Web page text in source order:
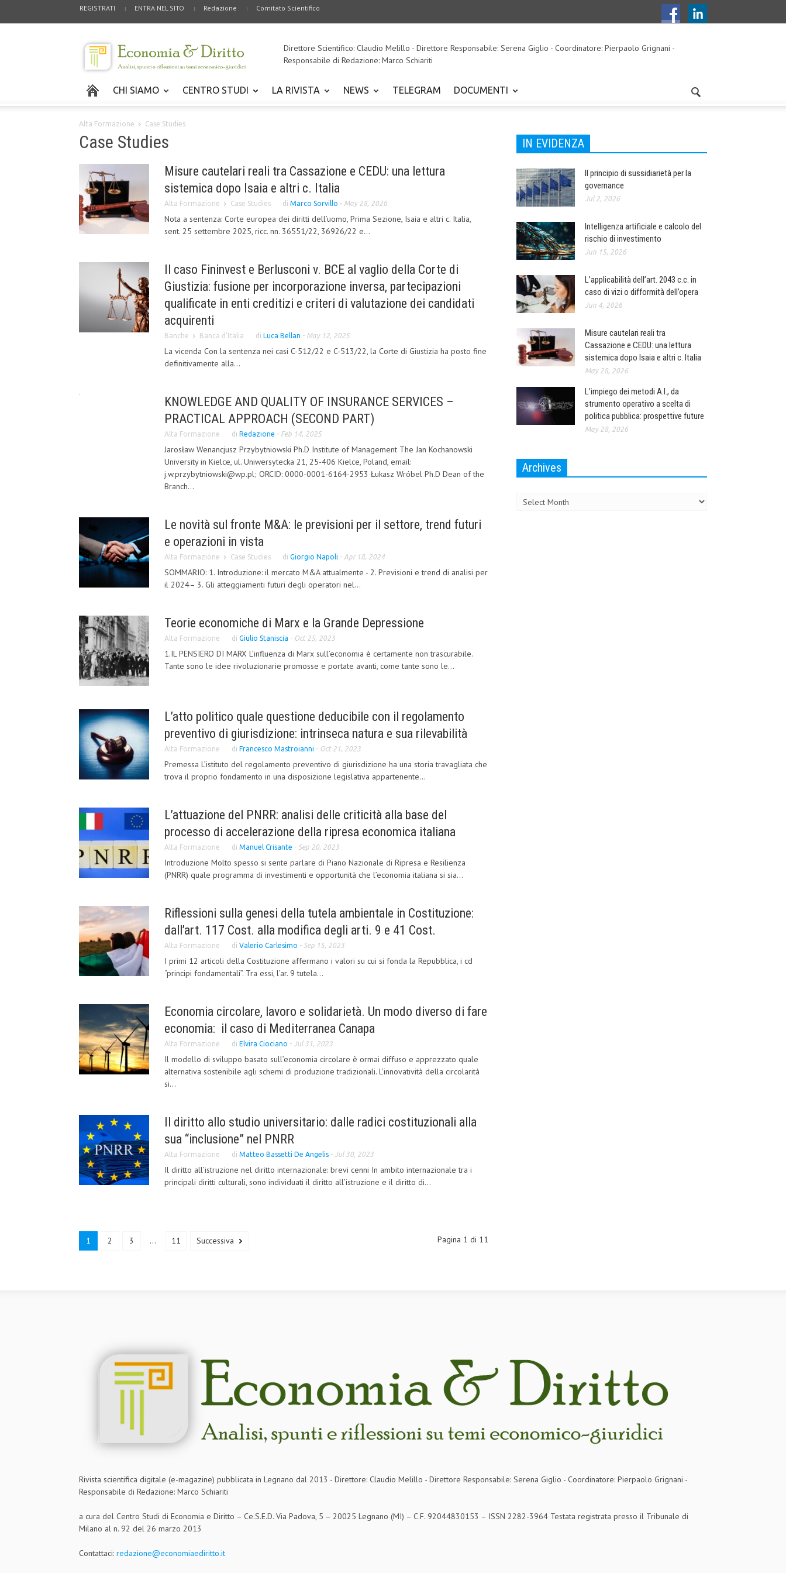
REGISTRATI ENTRA NEL SITO Redazione Comitato Scientifico
Direttore Scientifico: Claudio Melillo - Direttore Responsabile: Serena Giglio - Coordinatore: Pierpaolo Grignani -
Responsabile di Redazione: Marco Schiariti
CHI SIAMO CENTRO STUDI LA RIVISTA NEWS TELEGRAM DOCUMENTI
Alta Formazione Case Studies
Case Studies
Misure cautelari reali tra Cassazione e CEDU: una lettura
sistemica dopo Isaia e altri c. Italia
Alta Formazione Case Studies di Marco Sorvillo - May 28, 2026
Nota a sentenza: Corte europea dei diritti dell’uomo, Prima Sezione, Isaia e altri c. Italia,
sent. 25 settembre 2025, ricc. nn. 36551/22, 36926/22 e...
Il caso Fininvest e Berlusconi v. BCE al vaglio della Corte di
Giustizia: fusione per incorporazione inversa, partecipazioni
qualificate in enti creditizi e criteri di valutazione dei candidati
acquirenti
Banche Banca d'Italia di Luca Bellan - May 12, 2025
La vicenda Con la sentenza nei casi C-512/22 e C-513/22, la Corte di Giustizia ha posto fine
definitivamente alla...
KNOWLEDGE AND QUALITY OF INSURANCE SERVICES –
PRACTICAL APPROACH (SECOND PART)
Alta Formazione di Redazione - Feb 14, 2025
Jarosław Wenancjusz Przybytniowski Ph.D Institute of Management The Jan Kochanowski
University in Kielce, ul. Uniwersytecka 21, 25-406 Kielce, Poland, email:
j.w.przybytniowski@wp.pl; ORCID: 0000-0001-6164-2953 Łukasz Wróbel Ph.D Dean of the
Branch...
Le novità sul fronte M&A: le previsioni per il settore, trend futuri
e operazioni in vista
Alta Formazione Case Studies di Giorgio Napoli - Apr 18, 2024
SOMMARIO: 1. Introduzione: il mercato M&A attualmente - 2. Previsioni e trend di analisi per
il 2024– 3. Gli atteggiamenti futuri degli operatori nel...
Teorie economiche di Marx e la Grande Depressione
Alta Formazione di Giulio Staniscia - Oct 25, 2023
1.IL PENSIERO DI MARX L’influenza di Marx sull’economia è certamente non trascurabile.
Tante sono le idee rivoluzionarie promosse e portate avanti, come tante sono le...
L’atto politico quale questione deducibile con il regolamento
preventivo di giurisdizione: intrinseca natura e sua rilevabilità
Alta Formazione di Francesco Mastroianni - Oct 21, 2023
Premessa L’istituto del regolamento preventivo di giurisdizione ha una storia travagliata che
trova il proprio fondamento in una disposizione legislativa appartenente...
L’attuazione del PNRR: analisi delle criticità alla base del
processo di accelerazione della ripresa economica italiana
Alta Formazione di Manuel Crisante - Sep 20, 2023
Introduzione Molto spesso si sente parlare di Piano Nazionale di Ripresa e Resilienza
(PNRR) quale programma di investimenti e opportunità che l’economia italiana si sia...
Riflessioni sulla genesi della tutela ambientale in Costituzione:
dall’art. 117 Cost. alla modifica degli arti. 9 e 41 Cost.
Alta Formazione di Valerio Carlesimo - Sep 15, 2023
I primi 12 articoli della Costituzione affermano i valori su cui si fonda la Repubblica, i cd
“principi fondamentali”. Tra essi, l’ar. 9 tutela...
Economia circolare, lavoro e solidarietà. Un modo diverso di fare
economia: il caso di Mediterranea Canapa
Alta Formazione di Elvira Ciociano - Jul 31, 2023
Il modello di sviluppo basato sull’economia circolare è ormai diffuso e apprezzato quale
alternativa sostenibile agli schemi di produzione tradizionali. L’innovatività della circolarità
si...
Il diritto allo studio universitario: dalle radici costituzionali alla
sua “inclusione” nel PNRR
Alta Formazione di Matteo Bassetti De Angelis - Jul 30, 2023
Il diritto all’istruzione nel diritto internazionale: brevi cenni In ambito internazionale tra i
principali diritti culturali, sono individuati il diritto all’istruzione e il diritto di...
1 2 3 ... 11 Successiva Pagina 1 di 11
IN EVIDENZA
Il principio di sussidiarietà per la
governance
Jul 2, 2026
Intelligenza artificiale e calcolo del
rischio di investimento
Jun 15, 2026
L’applicabilità dell’art. 2043 c.c. in
caso di vizi o difformità dell’opera
Jun 4, 2026
Misure cautelari reali tra
Cassazione e CEDU: una lettura
sistemica dopo Isaia e altri c. Italia
May 28, 2026
L’impiego dei metodi A.I., da
strumento operativo a scelta di
politica pubblica: prospettive future
May 28, 2026
Archives
Rivista scientifica digitale (e-magazine) pubblicata in Legnano dal 2013 - Direttore: Claudio Melillo - Direttore Responsabile: Serena Giglio - Coordinatore: Pierpaolo Grignani -
Responsabile di Redazione: Marco Schiariti
a cura del Centro Studi di Economia e Diritto – Ce.S.E.D. Via Padova, 5 – 20025 Legnano (MI) – C.F. 92044830153 – ISSN 2282-3964 Testata registrata presso il Tribunale di
Milano al n. 92 del 26 marzo 2013
Contattaci: redazione@economiaediritto.it